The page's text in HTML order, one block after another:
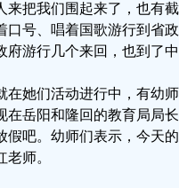
来把我们围起来了，也有
口号、唱着国歌游行到省
府游行几个来回，也到了
在她们活动进行中，有幼
在岳阳和隆回的教育局局
假吧。幼师们表示，今天
老师。